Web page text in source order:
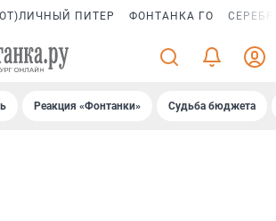
ПИТЕР ФОНТАНКА ГО
Реакция «Фонтанки» Судьба бюджета